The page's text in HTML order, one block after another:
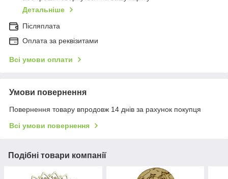
Детальніше
Післяплата
Оплата за реквізитами
Всі умови оплати
Умови повернення
Повернення товару впродовж 14 днів за рахунок покупця
Всі умови повернення
Подібні товари компанії